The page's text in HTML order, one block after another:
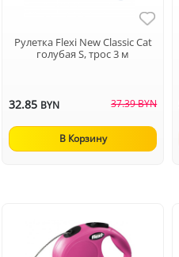
Рулетка Flexi New Classic Cat
голубая S, трос 3 м
32.85 BYN 37.39 BYN
В Корзину